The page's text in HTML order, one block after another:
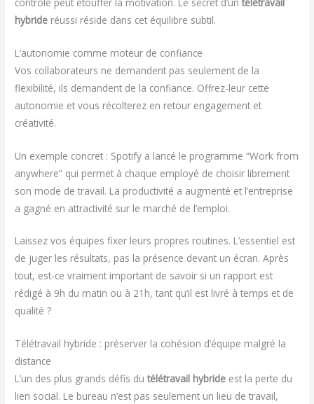
hybride réussi réside dans cet équilibre subtil.
L’autonomie comme moteur de confiance
Vos collaborateurs ne demandent pas seulement de la
flexibilité, ils demandent de la confiance. Offrez-leur cette
autonomie et vous récolterez en retour engagement et
créativité.
Un exemple concret : Spotify a lancé le programme “Work from
anywhere” qui permet à chaque employé de choisir librement
son mode de travail. La productivité a augmenté et l’entreprise
a gagné en attractivité sur le marché de l’emploi.
Laissez vos équipes fixer leurs propres routines. L’essentiel est
de juger les résultats, pas la présence devant un écran. Après
tout, est-ce vraiment important de savoir si un rapport est
rédigé à 9h du matin ou à 21h, tant qu’il est livré à temps et de
qualité ?
Télétravail hybride : préserver la cohésion d’équipe malgré la
distance
L’un des plus grands défis dutélétravail hybride est la perte du
lien social. Le bureau n’est pas seulement un lieu de travail,